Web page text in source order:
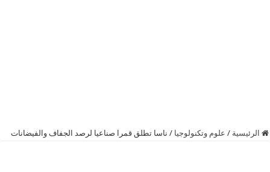
الرئيسية / علوم وتكنولوجيا / ناسا تطلق قمرا صناعيا لرصد الجفاف والفيضانات